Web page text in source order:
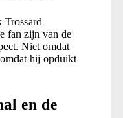
fan zijn van de
Niet omdat
hij opduikt
en de